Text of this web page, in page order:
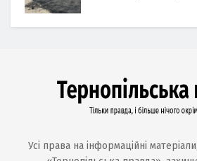
Усі права на інформаційні